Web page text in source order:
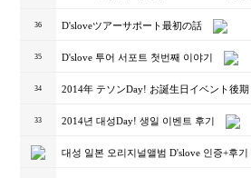
36 D'sloveツアーサポート最初の話
35 D'slove 투어 서포트 첫번째 이야기
34 2014年 テソンDay! お誕生日イベント後期
33 2014년 대성Day! 생일 이벤트 후기
대성 일본 오리지널앨범 D'slove 인증+후